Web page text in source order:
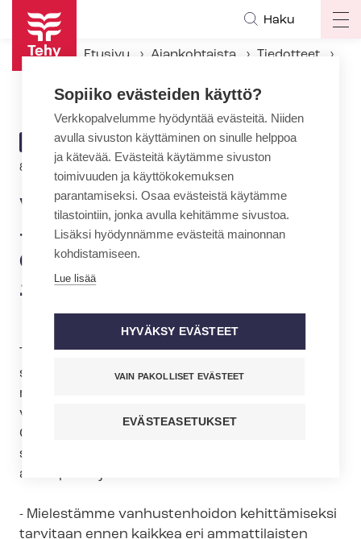
Hyppää
pääsisältöön
Haku
Etusivu Ajankohtaista
Tiedotteet
ARTIKKELIN
KATEGORIA
TIEDOTE
8.3.2011 | 22:00
Vanhustyön vastuunkantajat
–kongressi Marina Congress
Centerissä 13.10. –
14.10.2011
Tehy järjestää lokakuussa yhteistyössä
seitsemän muun järjestön kanssa
moniammatillisen kongressin ”Vanhustyön
vastuunkantajat”. Helsingin Marina Congress
Centerissä pidettävä kongressi kerää yhteen
sosiaali- ja terveydenhuollon ammattilaisia ja
alan opiskelijoita.
- Mielestämme vanhustenhoidon kehittämiseksi
tarvitaan ennen kaikkea eri ammattilaisten
Sopiiko evästeiden käyttö?
Verkkopalvelumme hyödyntää evästeitä. Niiden
avulla sivuston käyttäminen on sinulle helppoa
ja kätevää. Evästeitä käytämme sivuston
toimivuuden ja käyttökokemuksen
parantamiseksi. Osaa evästeistä käytämme
tilastointiin, jonka avulla kehitämme sivustoa.
Lisäksi hyödynnämme evästeitä mainonnan
kohdistamiseen.
Lue lisää
HYVÄKSY EVÄSTEET
VAIN PAKOLLISET EVÄSTEET
EVÄSTEASETUKSET